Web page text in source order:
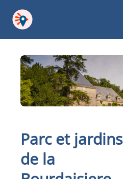
Parc et jardins
de la